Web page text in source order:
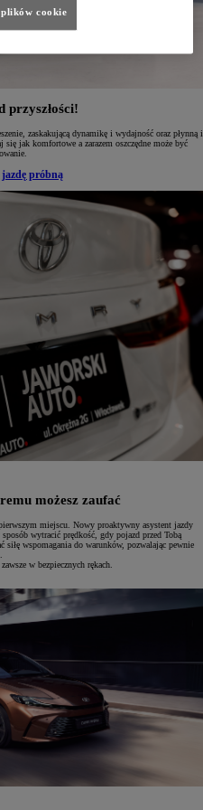
przyszłości!
zaskakującą dynamikę i wydajność oraz płynną i
jak komfortowe a zarazem oszczędne może być
próbną
możesz zaufać
miejscu. Nowy proaktywny asystent jazdy
wytracić prędkość, gdy pojazd przed Tobą
siłę wspomagania do warunków, pozwalając pewnie
w bezpiecznych rękach.
cookie